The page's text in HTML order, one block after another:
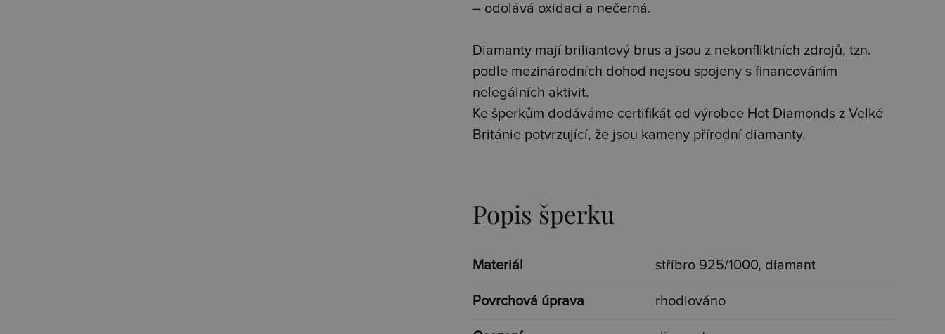
– odolává oxidaci a nečerná.
Diamanty mají briliantový brus a jsou z nekonfliktních zdrojů, tzn.
podle mezinárodních dohod nejsou spojeny s financováním
nelegálních aktivit.
Ke šperkům dodáváme certifikát od výrobce Hot Diamonds z Velké
Británie potvrzující, že jsou kameny přírodní diamanty.
Popis šperku
Materiál stříbro 925/1000, diamant
Povrchová úprava rhodiováno